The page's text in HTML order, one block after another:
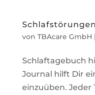
von TBAcare GmbH |
Schlaftagebuch
Journal hilft Dir
einzuüben.